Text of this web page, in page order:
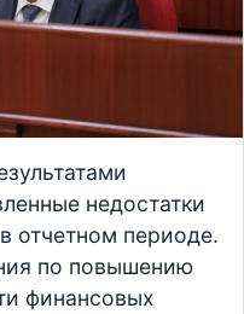
недостатки
отчетном периоде.
по повышению
финансовых